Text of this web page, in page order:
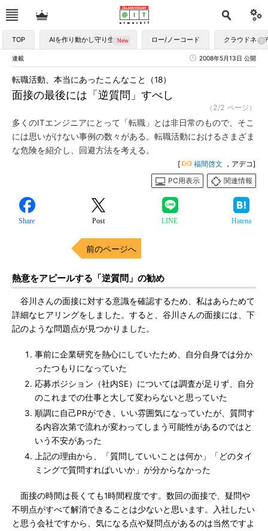
TOP AIを作り動かし守り生かす ロー/ノーコード クラウドネイ
連載 2008年5月13日 公開
面接の最後には「逆質問」すべし
転職活動、本当にあったこんなこと（18）
（2/2 ページ）
多くのITエンジニアにとって「転職」とは非日常のもので、そこ
には思いがけない事例の数々がある。転職活動におけるさまざま
な危険を紹介し、回避方法を考える。
[ 福間啓文 ，アデコ]
PC用表示
関連情報
Share Post LINE Hatena
前のページへ
熱意をアピールする「逆質問」の勧め
谷川さんの面接に対する意識を確認するため、私はあらためて
詳細なヒアリングをしました。すると、谷川さんの面接には、下
記のような問題点が見つかりました。
事前に企業研究を熱心にしていたため、自分自身では分か
ったつもりになっていた
応募ポジション（社内SE）については調査が足りず、自分
のこれまでの仕事と大して変わらないと思っていた
順調に自己PRができ、いい雰囲気になっていたが、質問す
る内容次第で流れが変わってしまう可能性があるのではと
いう不安があった
上記の理由から、「質問していいことは何か」「どのタイ
ミングで質問すればいいか」が分からなかった
面接の時間は長くても1時間程度です。数回の面接で、疑問や
不明点がすべて解消できることは少ないと思います。入社したい
と思う会社ですから、気になる点や疑問点があるのは当然ですよ